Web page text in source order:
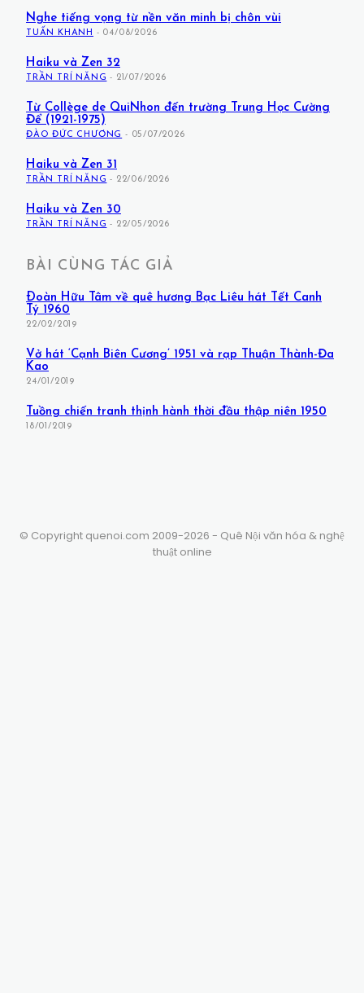
Nghe tiếng vọng từ nền văn minh bị chôn vùi
TUẤN KHANH - 04/08/2026
Haiku và Zen 32
TRẦN TRÍ NĂNG - 21/07/2026
Từ Collège de QuiNhon đến trường Trung Học Cường
Để (1921-1975)
ĐÀO ĐỨC CHƯƠNG - 05/07/2026
Haiku và Zen 31
TRẦN TRÍ NĂNG - 22/06/2026
Haiku và Zen 30
TRẦN TRÍ NĂNG - 22/05/2026
BÀI CÙNG TÁC GIẢ
Ðoàn Hữu Tâm về quê hương Bạc Liêu hát Tết Canh
Tý 1960
22/02/2019
Vở hát ‘Cạnh Biên Cương’ 1951 và rạp Thuận Thành-Đa
Kao
24/01/2019
Tuồng chiến tranh thịnh hành thời đầu thập niên 1950
18/01/2019
© Copyright quenoi.com 2009-2026 - Quê Nội văn hóa & nghệ
thuật online